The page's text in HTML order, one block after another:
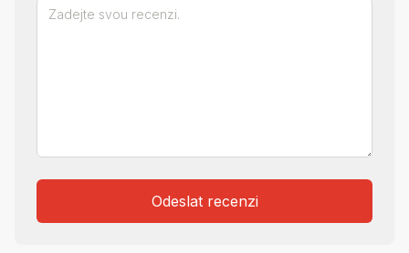
Odeslat recenzi